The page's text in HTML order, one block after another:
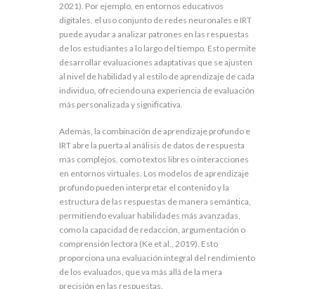
2021). Por ejemplo, en entornos educativos
digitales, el uso conjunto de redes neuronales e IRT
puede ayudar a analizar patrones en las respuestas
de los estudiantes a lo largo del tiempo. Esto permite
desarrollar evaluaciones adaptativas que se ajusten
al nivel de habilidad y al estilo de aprendizaje de cada
individuo, ofreciendo una experiencia de evaluación
más personalizada y significativa.
Además, la combinación de aprendizaje profundo e
IRT abre la puerta al análisis de datos de respuesta
más complejos, como textos libres o interacciones
en entornos virtuales. Los modelos de aprendizaje
profundo pueden interpretar el contenido y la
estructura de las respuestas de manera semántica,
permitiendo evaluar habilidades más avanzadas,
como la capacidad de redacción, argumentación o
comprensión lectora (Ke et al., 2019). Esto
proporciona una evaluación integral del rendimiento
de los evaluados, que va más allá de la mera
precisión en las respuestas.